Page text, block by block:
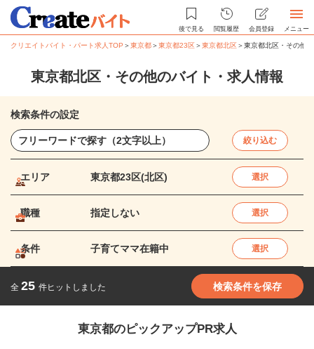
後で見る 閲覧履歴 会員登録 メニュー
クリエイトバイト・パート求人TOP ＞東京都＞東京都23区＞東京都北区＞東京都北区・その他
東京都北区・その他のバイト・求人情報
検索条件の設定
絞り込む
エリア 東京都23区(北区) 選択
職種 指定しない 選択
条件 子育てママ在籍中 選択
全 25 件ヒットしました 検索条件を保存
東京都のピックアップPR求人